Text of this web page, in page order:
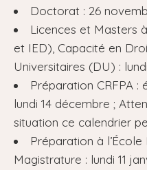
Doctorat : 26
Licences et Masters
et IED), Capacité en
Universitaires (DU) :
Préparation CRFPA :
lundi 14 décembre ;
situation ce calendrier
Préparation à
Magistrature : lundi 11